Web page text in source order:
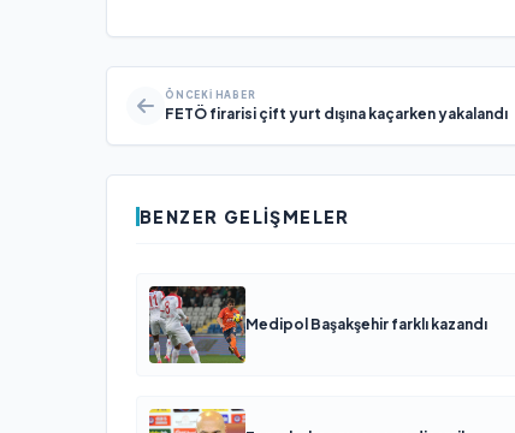
ÖNCEKI HABER
FETÖ firarisi çift yurt dışına kaçarken yakalandı
BENZER GELIŞMELER
Medipol Başakşehir farklı kazandı